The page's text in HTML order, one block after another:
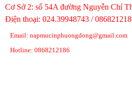
Cơ Sở 2: số 54A đường Nguyễn Chí
Điện thoại: 024.39948743 /
Email: napmucinphuongdong@gmail.com
Hotline: 0868212186